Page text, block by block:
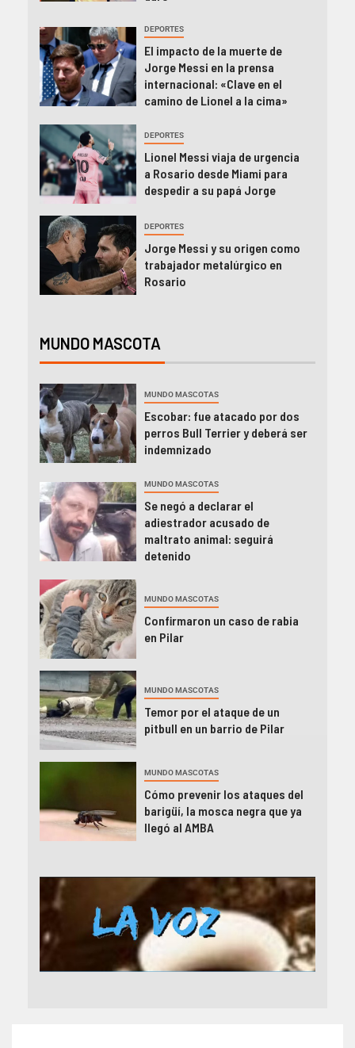
DEPORTES
El impacto de la muerte de
Jorge Messi en la prensa
internacional: «Clave en el
camino de Lionel a la cima»
DEPORTES
Lionel Messi viaja de urgencia
a Rosario desde Miami para
despedir a su papá Jorge
DEPORTES
Jorge Messi y su origen como
trabajador metalúrgico en
Rosario
MUNDO MASCOTA
MUNDO MASCOTAS
Escobar: fue atacado por dos
perros Bull Terrier y deberá ser
indemnizado
MUNDO MASCOTAS
Se negó a declarar el
adiestrador acusado de
maltrato animal: seguirá
detenido
MUNDO MASCOTAS
Confirmaron un caso de rabia
en Pilar
MUNDO MASCOTAS
Temor por el ataque de un
pitbull en un barrio de Pilar
MUNDO MASCOTAS
Cómo prevenir los ataques del
barigüí, la mosca negra que ya
llegó al AMBA